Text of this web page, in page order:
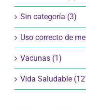
Sin categoría (3)
Uso correcto de
Vacunas (1)
Vida Saludable